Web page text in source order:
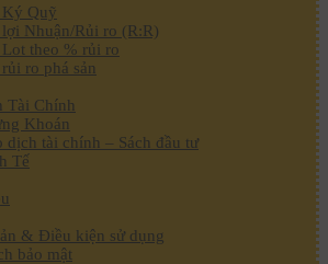
Quỹ
Nhuận/Rủi ro (R:R)
theo % rủi ro
ro phá sản
Tài Chính
Khoán
dịch tài chính – Sách đầu tư
Tế
& Điều kiện sử dụng
bảo mật